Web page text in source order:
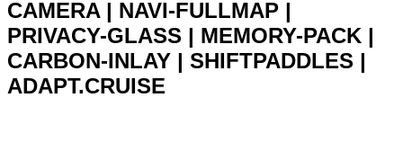
CAMERA | NAVI-FULLMAP |
PRIVACY-GLASS | MEMORY-PACK |
CARBON-INLAY | SHIFTPADDLES |
ADAPT.CRUISE